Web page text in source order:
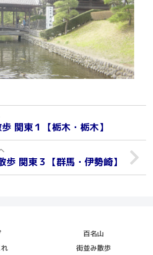
関東１【栃木・栃木】
歩 関東３【群馬・伊勢崎】
百名山
街並み散歩